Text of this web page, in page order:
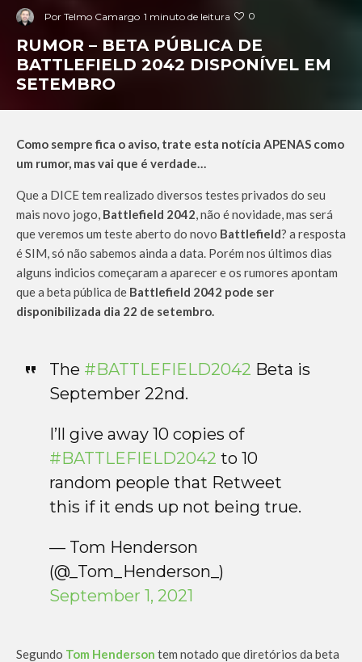
Por Telmo Camargo 1 minuto de leitura 0
RUMOR – BETA PÚBLICA DE
BATTLEFIELD 2042 DISPONÍVEL EM
SETEMBRO
Como sempre fica o aviso, trate esta notícia APENAS como
um rumor, mas vai que é verdade…
Que a DICE tem realizado diversos testes privados do seu
mais novo jogo, Battlefield 2042, não é novidade, mas será
que veremos um teste aberto do novo Battlefield? a resposta
é SIM, só não sabemos ainda a data. Porém nos últimos dias
alguns indicios começaram a aparecer e os rumores apontam
que a beta pública de Battlefield 2042 pode ser
disponibilizada dia 22 de setembro.
The #BATTLEFIELD2042 Beta is
September 22nd.
I’ll give away 10 copies of
#BATTLEFIELD2042 to 10
random people that Retweet
this if it ends up not being true.
— Tom Henderson
(@_Tom_Henderson_)
September 1, 2021
Segundo Tom Henderson tem notado que diretórios da beta